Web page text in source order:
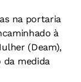
na portaria
à
(Deam),
da medida